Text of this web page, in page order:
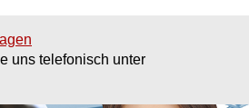
uns telefonisch unter